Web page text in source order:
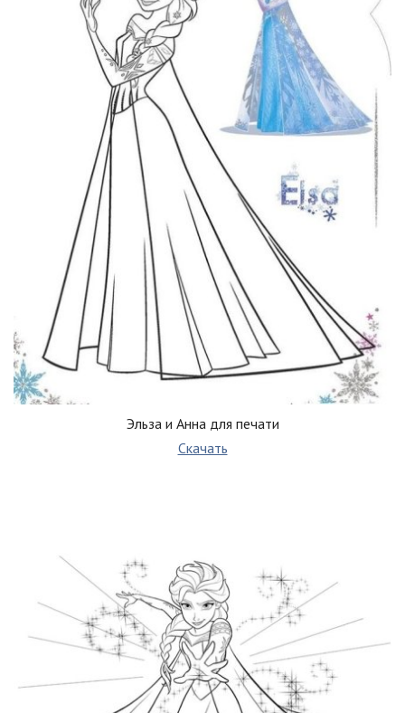
Эльза и Анна для печати
Скачать